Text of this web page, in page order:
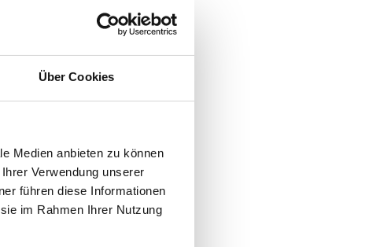
Über Cookies
Medien anbieten zu können
Verwendung unserer
führen diese Informationen
im Rahmen Ihrer Nutzung